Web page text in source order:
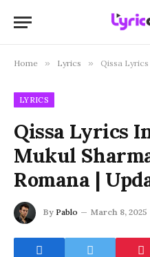
Home » Lyrics » Qissa Lyrics In
LYRICS
Qissa Lyrics
Mukul
Romana |
By Pablo March 8, 2025